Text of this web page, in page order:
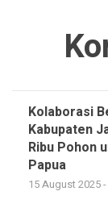
Kolaborasi
Kabupaten
Ribu Pohon
Papua
15 August 2025 -